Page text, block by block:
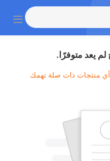
لم يعد متوفرًا.
أي منتجات ذات صلة تهمك